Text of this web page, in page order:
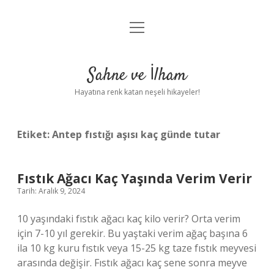
Anasayfa
Yasal Uyarı
menüyü
Sahne ve İlham
Hayatına renk katan neşeli hikayeler!
Etiket:Antep fıstığı aşısı kaç günde tutar
Fıstık Ağacı Kaç Yaşında Verim Verir
Tarih: Aralık 9, 2024
10 yaşındaki fıstık ağacı kaç kilo verir? Orta verim
için 7-10 yıl gerekir. Bu yaştaki verim ağaç başına 6
ila 10 kg kuru fıstık veya 15-25 kg taze fıstık meyvesi
arasında değişir. Fıstık ağacı kaç sene sonra meyve